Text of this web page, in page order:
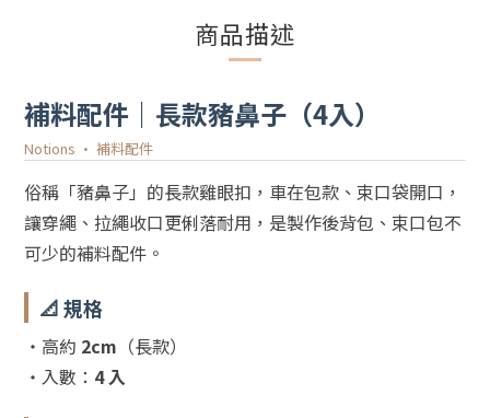
商品描述
補料配件｜長款豬鼻子（4入）
Notions · 補料配件
俗稱「豬鼻子」的長款雞眼扣，車在包款、束口袋開口，
讓穿繩、拉繩收口更俐落耐用，是製作後背包、束口包不
可少的補料配件。
📐 規格
・高約 2cm （長款）
・入數： 4 入